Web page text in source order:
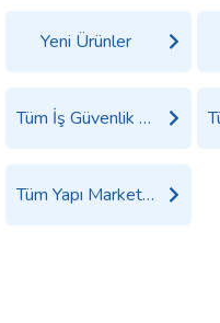
Yeni Ürünler
Tüm İş Güvenlik Malzemeleri Ürünleri
Tüm Yapı Market Ürünleri